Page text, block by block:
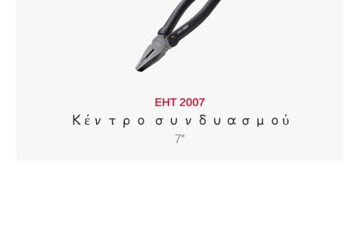
EHT 2007
Κέντρο συνδυασμού
7''